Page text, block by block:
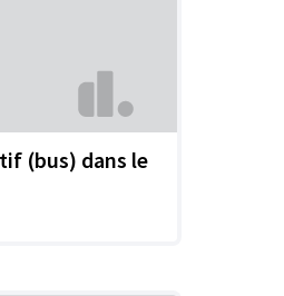
(bus) dans le